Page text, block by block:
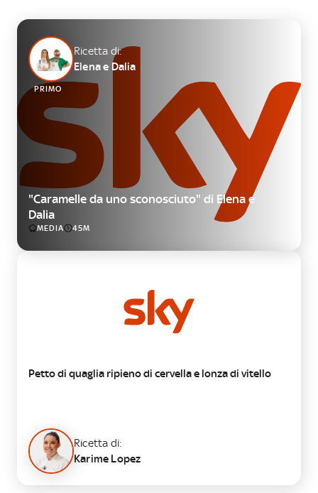
Ricetta di:
Elena e Dalia
PRIMO
"Caramelle da uno sconosciuto" di Elena e
Dalia
MEDIA 45M
Petto di quaglia ripieno di cervella e lonza di vitello
Ricetta di:
Karime Lopez